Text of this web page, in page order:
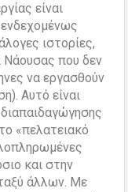
είναι
ενδεχομένως
ιστορίες,
Νάουσας που δεν
να εργασθούν
Αυτό είναι
«πελατειακό
και στην
άλλων. Με